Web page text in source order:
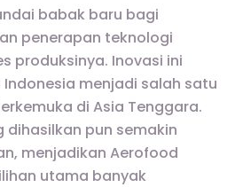
babak baru bagi
penerapan teknologi
produksinya. Inovasi ini
menjadi salah satu
di Asia Tenggara.
dihasilkan pun semakin
menjadikan Aerofood
utama banyak